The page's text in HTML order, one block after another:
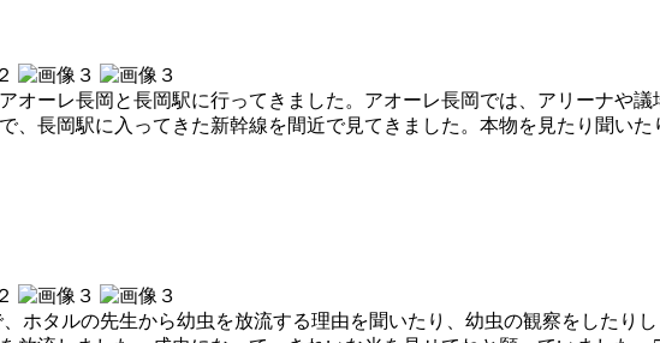
ーレ長岡と長岡駅に行ってきました。アオーレ長岡では、アリーナや
、長岡駅に入ってきた新幹線を間近で見てきました。本物を見たり聞い
ホタルの先生から幼虫を放流する理由を聞いたり、幼虫の観察をしたり